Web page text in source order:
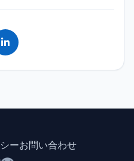
ーお問い合わせ